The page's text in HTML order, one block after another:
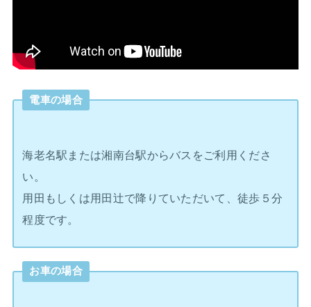
電車の場合
海老名駅または湘南台駅からバスをご利用くださ
い。
用田もしくは用田辻で降りていただいて、徒歩５分
程度です。
お車の場合